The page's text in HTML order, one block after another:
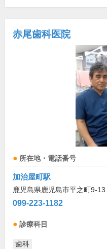
赤尾歯科医院
所在地・電話番号
加治屋町駅
鹿児島県鹿児島市平之町9-13
099-223-1182
診療科目
歯科